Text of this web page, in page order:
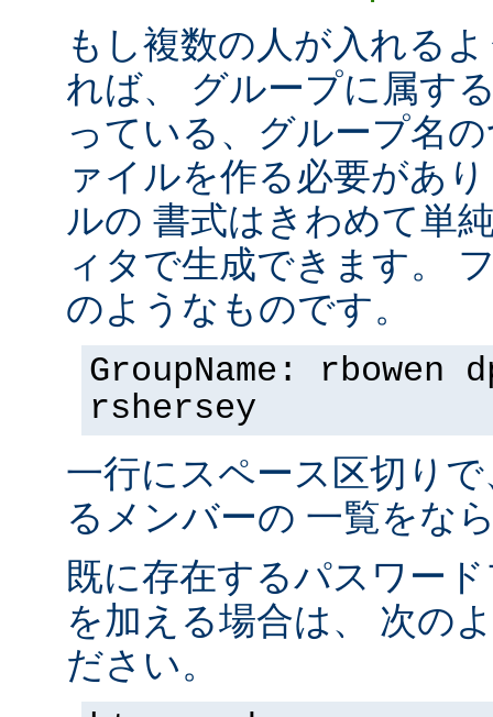
もし複数の人が入れる
れば、 グループに属す
っている、グループ名
ァイルを作る必要があ
ルの 書式はきわめて単
ィタで生成できます。
のようなものです。
GroupName: rbowen
rshersey
一行にスペース区切り
るメンバーの 一覧をな
既に存在するパスワー
を加える場合は、 次の
ださい。